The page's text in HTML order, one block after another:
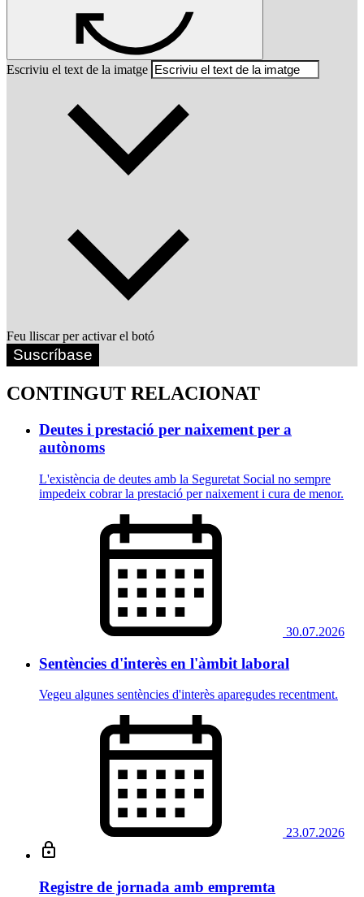
Escriviu el text de la imatge
Feu lliscar per activar el botó
Suscríbase
CONTINGUT RELACIONAT
Deutes i prestació per naixement per a
autònoms
L'existència de deutes amb la Seguretat Social no sempre
impedeix cobrar la prestació per naixement i cura de menor.
30.07.2026
Sentències d'interès en l'àmbit laboral
Vegeu algunes sentències d'interès aparegudes recentment.
23.07.2026
Registre de jornada amb empremta